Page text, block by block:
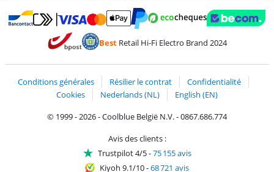
Payer avec Bancontact
Payer avec MasterCard et Visa via ClickToPay
Payer avec PayPal
BestRetail Hi-Fi Electro Brand 2024
Conditions générales Résilier le contrat
Confidentialité
Cookies
Nederlands (NL)
English (EN)
© 1999 - 2026 - Coolblue België N.V. - 0867.686.774
Avis des clients :
Trustpilot 4/5-75 155 avis
Kiyoh 9.1/10-68 721 avis